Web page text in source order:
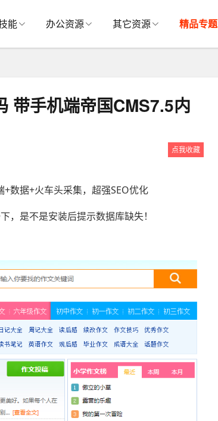
能 办公资源 其它资源 精品专题
带手机端帝国CMS7.5内
点我收藏
+数据+火车头采集，超强SEO优化
，是不是安装后提示数据库缺失！